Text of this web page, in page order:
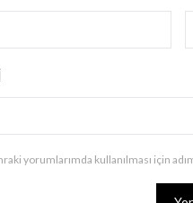
yorumlarımda kullanılması için